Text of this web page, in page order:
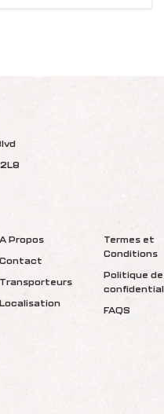
A Propos
Contact
Transporteurs
Localisation
Termes et
Conditions
Politique de
FAQS